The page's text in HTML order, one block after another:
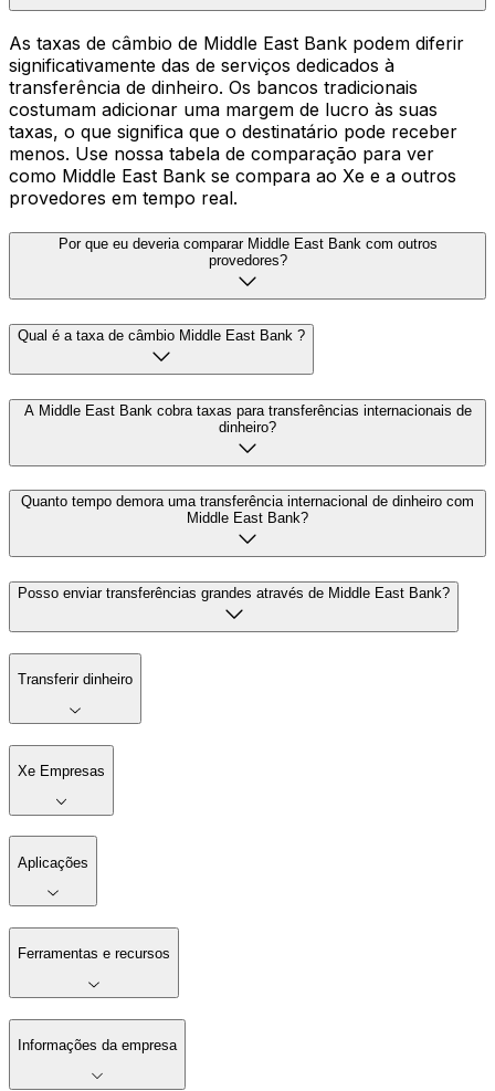
As taxas de câmbio de Middle East Bank podem diferir
significativamente das de serviços dedicados à
transferência de dinheiro. Os bancos tradicionais
costumam adicionar uma margem de lucro às suas
taxas, o que significa que o destinatário pode receber
menos. Use nossa tabela de comparação para ver
como Middle East Bank se compara ao Xe e a outros
provedores em tempo real.
Por que eu deveria comparar Middle East Bank com outros
provedores?
Qual é a taxa de câmbio Middle East Bank ?
A Middle East Bank cobra taxas para transferências internacionais de
dinheiro?
Quanto tempo demora uma transferência internacional de dinheiro com
Middle East Bank?
Posso enviar transferências grandes através de Middle East Bank?
Transferir dinheiro
Xe Empresas
Aplicações
Ferramentas e recursos
Informações da empresa